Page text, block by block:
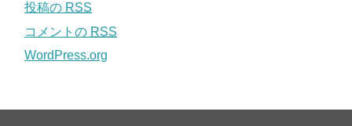
投稿の RSS
コメントの RSS
WordPress.org